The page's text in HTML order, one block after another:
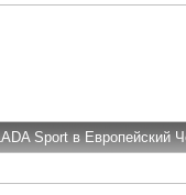
Sport в Европейский